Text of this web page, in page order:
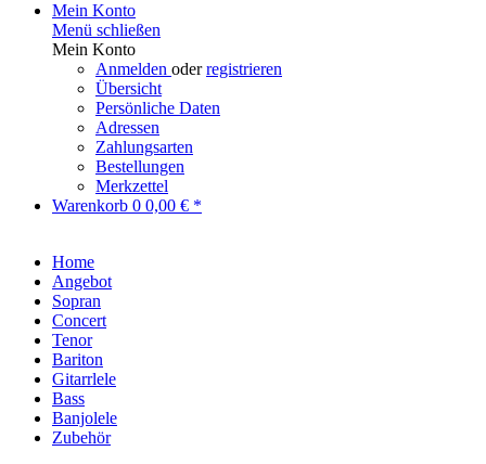
Mein Konto
Menü schließen
Mein Konto
Anmelden oderregistrieren
Übersicht
Persönliche Daten
Adressen
Zahlungsarten
Bestellungen
Merkzettel
Warenkorb 0 0,00 € *
Home
Angebot
Sopran
Concert
Tenor
Bariton
Gitarrlele
Bass
Banjolele
Zubehör